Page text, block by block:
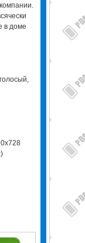
в доме